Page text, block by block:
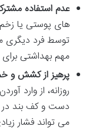
عدم استفاده
های پوستی یا زخم
توسط فرد دیگری
مهم بهداشتی
پرهیز از کشش و
روزانه، از وارد
دست و کف بند در
می تواند فشار